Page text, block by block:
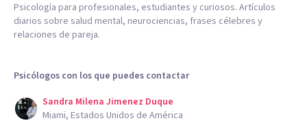
Psicología para profesionales, estudiantes y curiosos. Artículos
diarios sobre salud mental, neurociencias, frases célebres y
relaciones de pareja.
Psicólogos con los que puedes contactar
Sandra Milena Jimenez Duque
Miami, Estados Unidos de América